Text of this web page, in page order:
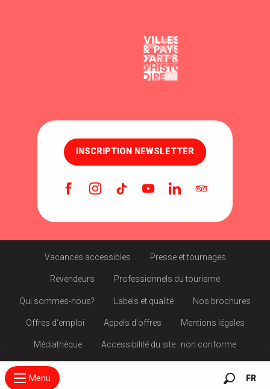
Menu FR
INSCRIPTION NEWSLETTER
Vacances accessibles Presse et tournages
Revendeurs Professionnels du tourisme
Qui sommes-nous? Labels et qualité Nos brochures
Offres d'emploi Appels d'offres Mentions légales
Médiathèque Accessibilité du site : non conforme